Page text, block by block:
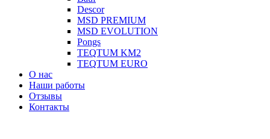
Descor
MSD PREMIUM
MSD EVOLUTION
Pongs
TEQTUM KM2
TEQTUM EURO
О нас
Наши работы
Отзывы
Контакты